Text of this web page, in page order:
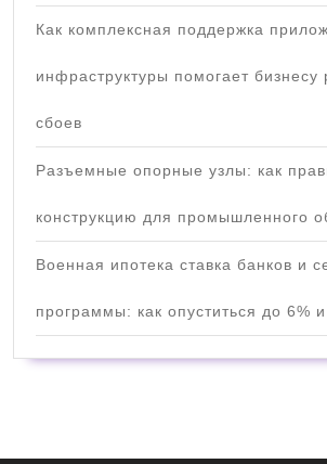
Как комплексная поддержка
инфраструктуры помогает бизнесу
сбоев
Разъемные опорные узлы: как
конструкцию для промышленного
Военная ипотека ставка банков и
программы: как опуститься до 6%